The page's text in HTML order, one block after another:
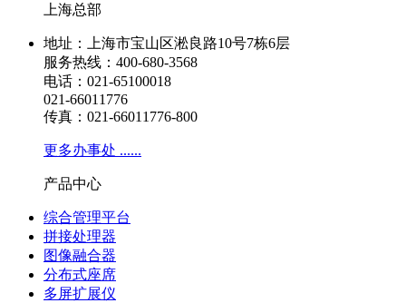
上海总部
地址：上海市宝山区淞良路10号7栋6层
服务热线：400-680-3568
电话：021-65100018
021-66011776
传真：021-66011776-800
更多办事处 ......
产品中心
综合管理平台
拼接处理器
图像融合器
分布式座席
多屏扩展仪